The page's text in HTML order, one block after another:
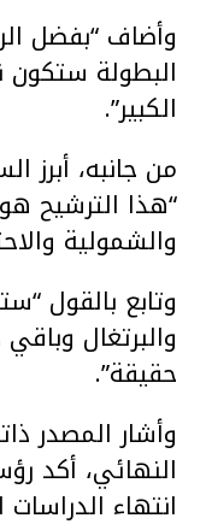
وأضاف “بفضل
البطولة ستكون
الكبير”.
من جانبه، أبرز
“هذا الترشيح
والشمولية
وتابع بالقول
والبرتغال
حقيقة”.
وأشار المصدر
النهائي، أكد
انتهاء